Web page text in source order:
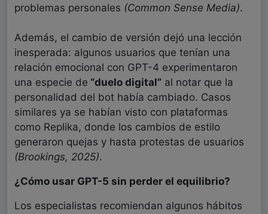
problemas personales (Common Sense Media).
Además, el cambio de versión dejó una lección
inesperada: algunos usuarios que tenían una
relación emocional con GPT-4 experimentaron
una especie de “duelo digital” al notar que la
personalidad del bot había cambiado. Casos
similares ya se habían visto con plataformas
como Replika, donde los cambios de estilo
generaron quejas y hasta protestas de usuarios
(Brookings, 2025).
¿Cómo usar GPT-5 sin perder el equilibrio?
Los especialistas recomiendan algunos hábitos